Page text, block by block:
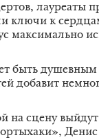
лауреаты
ключи к
максимально
быть
добавит
на сцену
Денис